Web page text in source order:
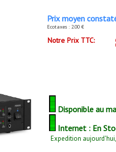
Prix moyen
Ecotaxes : 2.00 €
Notre Prix TTC:
Disponible au
Internet : En
Expedition